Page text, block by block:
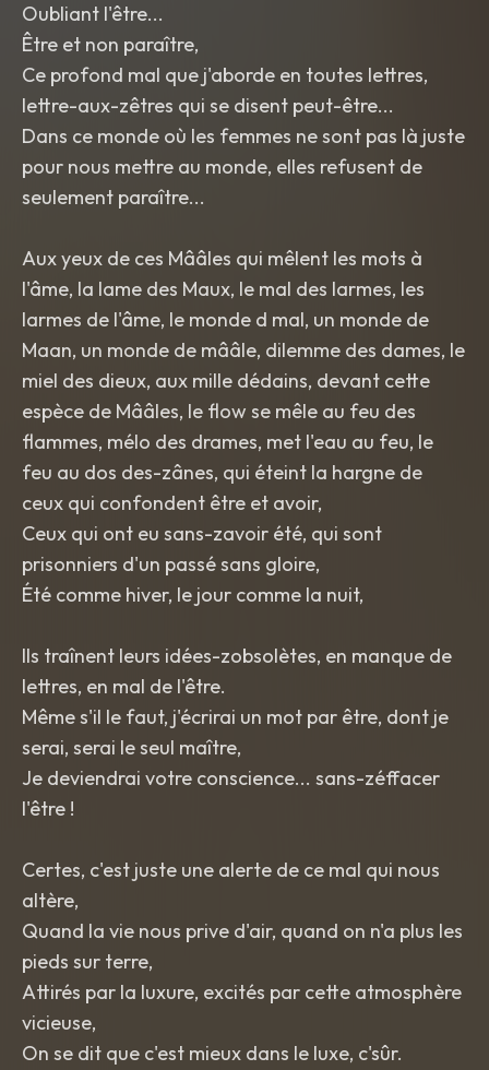
[INDICATIONS_VOIX_VERSION_2]
Vocals: Higher-pitched male tenor
ethereal
light as air. Exceptional
sweetness,honeyed and liquid texture.
A voice that strokes the notes with
extreme tenderness. Intensely
breathy
delicate. No audience noise.
Oubliant l'être...
Être et non paraître,
Ce profond mal que j'aborde en toutes lettres,
lettre-aux-zêtres qui se disent peut-être...
Dans ce monde où les femmes ne sont pas là juste
pour nous mettre au monde, elles refusent de
seulement paraître...
Aux yeux de ces Mââles qui mêlent les mots à
l'âme, la lame des Maux, le mal des larmes, les
larmes de l'âme, le monde d mal, un monde de
Maan, un monde de mââle, dilemme des dames, le
miel des dieux, aux mille dédains, devant cette
espèce de Mââles, le flow se mêle au feu des
flammes, mélo des drames, met l'eau au feu, le
feu au dos des-zânes, qui éteint la hargne de
ceux qui confondent être et avoir,
Ceux qui ont eu sans-zavoir été, qui sont
prisonniers d'un passé sans gloire,
Été comme hiver, le jour comme la nuit,
Ils traînent leurs idées-zobsolètes, en manque de
lettres, en mal de l'être.
Même s'il le faut, j'écrirai un mot par être, dont je
serai, serai le seul maître,
Je deviendrai votre conscience... sans-zéffacer
l'être !
Certes, c'est juste une alerte de ce mal qui nous
altère,
Quand la vie nous prive d'air, quand on n'a plus les
pieds sur terre,
Attirés par la luxure, excités par cette atmosphère
vicieuse,
On se dit que c'est mieux dans le luxe, c'sûr.